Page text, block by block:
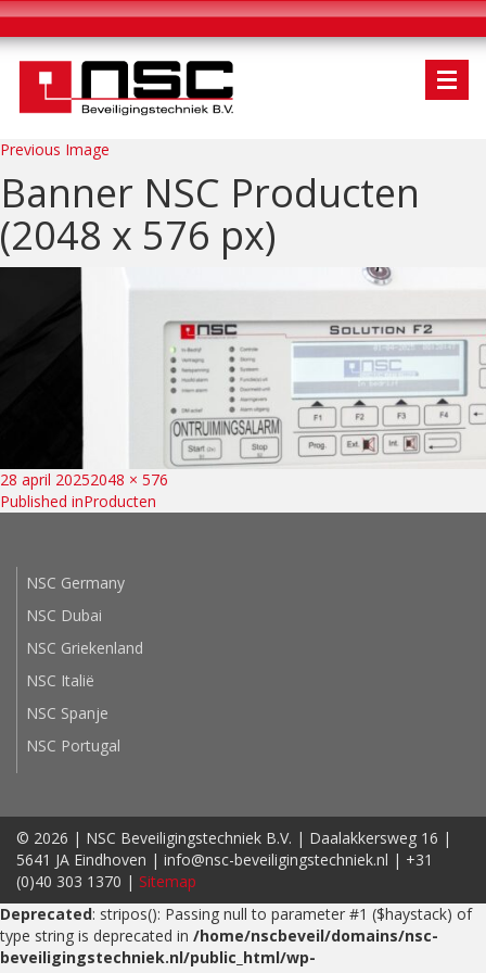
Previous Image
Banner NSC Producten
(2048 x 576 px)
Posted
on
28 april 2025Full
size
2048 × 576
Bericht
navigatie
Published inProducten
NSC Germany
NSC Dubai
NSC Griekenland
NSC Italië
NSC Spanje
NSC Portugal
© 2026 | NSC Beveiligingstechniek B.V. | Daalakkersweg 16 |
5641 JA Eindhoven | info@nsc-beveiligingstechniek.nl | +31
(0)40 303 1370 | Sitemap
Deprecated: stripos(): Passing null to parameter #1 ($haystack) of
type string is deprecated in /home/nscbeveil/domains/nsc-
beveiligingstechniek.nl/public_html/wp-